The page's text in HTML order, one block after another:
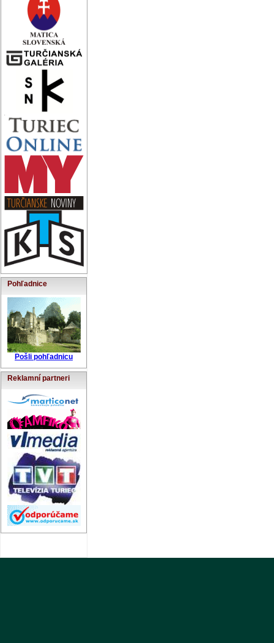
Pohľadnice
Pošli pohľadnicu
Reklamní partneri